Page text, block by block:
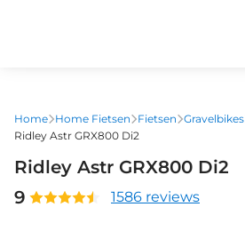
gaan
Home Home Fietsen Fietsen Gravelbikes
Ridley Astr GRX800 Di2
Ridley Astr GRX800 Di2
9
1586 reviews